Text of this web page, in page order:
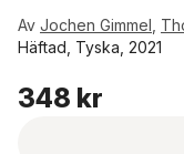
Av Jochen Gimmel
Häftad, Tyska, 2021
348 kr